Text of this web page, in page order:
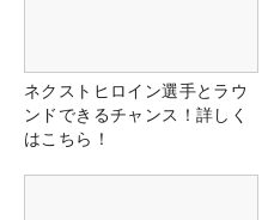
ネクストヒロイン選手とラウ
ンドできるチャンス！詳しく
はこちら！